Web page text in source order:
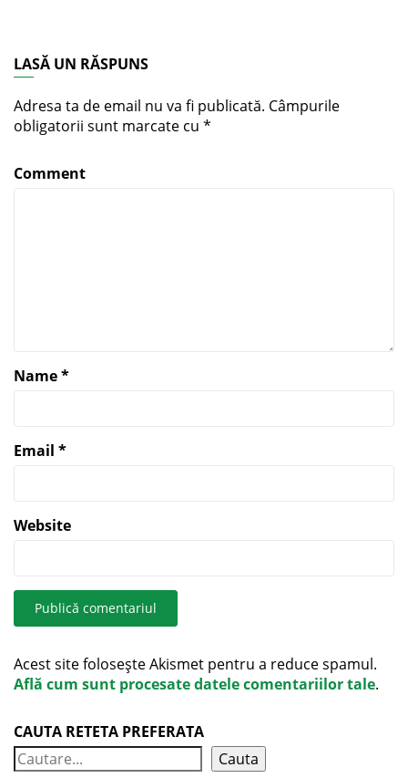
LASĂ UN RĂSPUNS
Adresa ta de email nu va fi publicată. Câmpurile
obligatorii sunt marcate cu *
Comment
Name*
Email *
Website
Acest site folosește Akismet pentru a reduce spamul.
Află cum sunt procesate datele comentariilor tale.
CAUTA RETETA PREFERATA
Cauta